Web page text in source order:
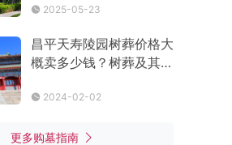
2025-05-23
昌平天寿陵园树葬价格大
概卖多少钱？树葬及其他
2024-02-02
更多购墓指南